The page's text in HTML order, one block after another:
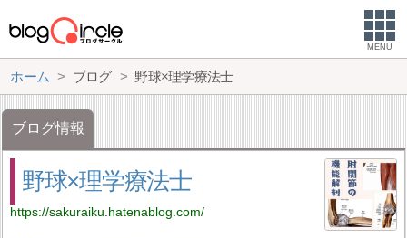
MENU
ホーム ブログ 野球×理学療法士
ブログ情報
野球×理学療法士
https://sakuraiku.hatenablog.com/